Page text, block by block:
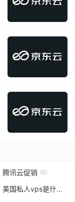
腾讯云促销 (6)
美国私人vps是什么